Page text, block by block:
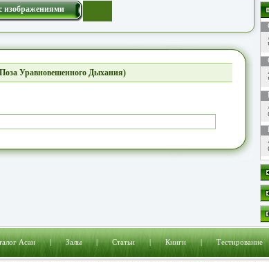
изображениями
Уравновешенного Дыхания)
Асан|Залы|Статьи|Книги|Тестирование